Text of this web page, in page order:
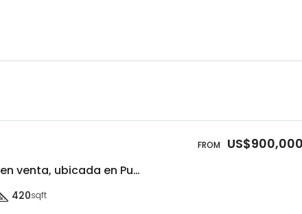
Lujosa villa / casa en venta, ubicada en Punta Cana Village, a 5 minuto del mall y restaurantes, acceso a playa Blanca y mucho mas.
420sqft